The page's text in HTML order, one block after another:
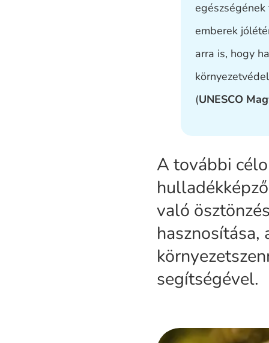
emberek
arra is, hogy
(UNESCO
A további
való
hasznosítása,
segítségével.